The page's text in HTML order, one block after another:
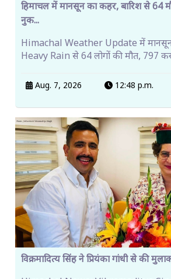
हिमाचल में मानसून का कहर, बारिश से 64
नुक...
Himachal Weather Update में मानसून
Heavy Rain से 64 लोगों की मौत, 797
Aug. 7, 2026 12:48 p.m.
विक्रमादित्य सिंह ने प्रियंका गांधी से की